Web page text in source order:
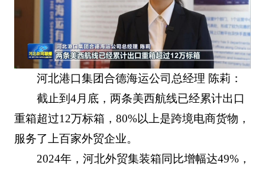
河北港口集团合德海运公司总经理 陈莉：
截止到4月底，两条美西航线已经累计出口
重箱超过12万标箱，80%以上是跨境电商货物，
服务了上百家外贸企业。
2024年，河北外贸集装箱同比增幅达49%，